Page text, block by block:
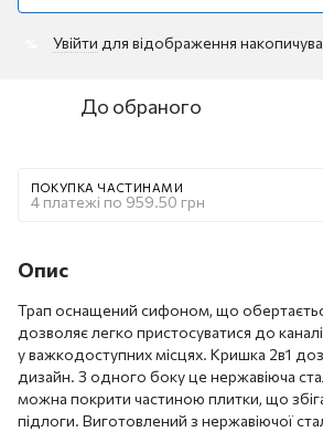
Увійти для відображення
До обраного
ПОКУПКА ЧАСТИНАМИ
4 платежі по 959.50 грн
Опис
Трап оснащений сифоном, що
дозволяє легко пристосуватися до
у важкодоступних місцях. Кришка 2в1
дизайн. З одного боку це нержавіюча
можна покрити частиною плитки, що
підлоги. Виготовлений з нержавіючої